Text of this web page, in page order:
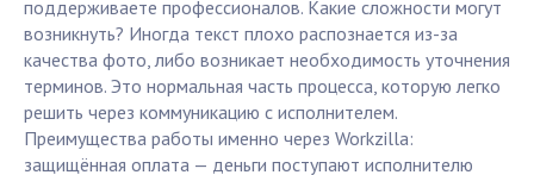
поддерживаете профессионалов. Какие сложности могут
возникнуть? Иногда текст плохо распознается из-за
качества фото, либо возникает необходимость уточнения
терминов. Это нормальная часть процесса, которую легко
решить через коммуникацию с исполнителем.
Преимущества работы именно через Workzilla:
защищённая оплата — деньги поступают исполнителю